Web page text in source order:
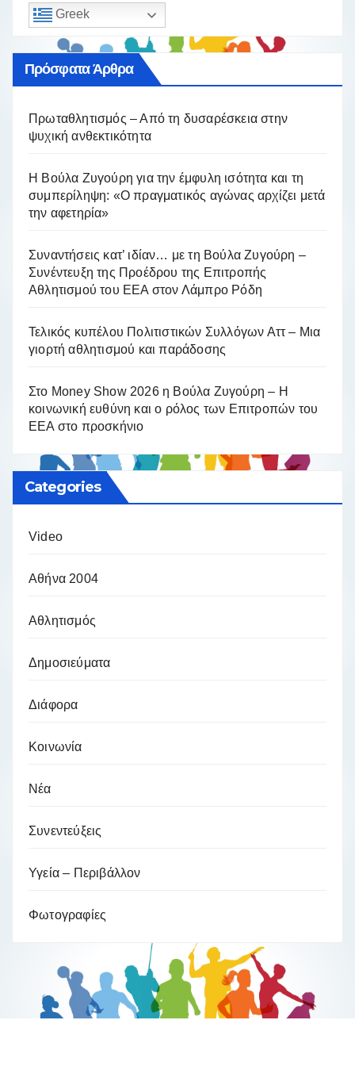
Greek
Πρόσφατα Άρθρα
Πρωταθλητισμός – Από τη δυσαρέσκεια στην
ψυχική ανθεκτικότητα
Η Βούλα Ζυγούρη για την έμφυλη ισότητα και τη
συμπερίληψη: «Ο πραγματικός αγώνας αρχίζει μετά
την αφετηρία»
Συναντήσεις κατ’ ιδίαν… με τη Βούλα Ζυγούρη –
Συνέντευξη της Προέδρου της Επιτροπής
Αθλητισμού του ΕΕΑ στον Λάμπρο Ρόδη
Τελικός κυπέλου Πολιτιστικών Συλλόγων Αττ – Μια
γιορτή αθλητισμού και παράδοσης
Στο Money Show 2026 η Βούλα Ζυγούρη – Η
κοινωνική ευθύνη και ο ρόλος των Επιτροπών του
ΕΕΑ στο προσκήνιο
Categories
Video
Αθήνα 2004
Αθλητισμός
Δημοσιεύματα
Διάφορα
Κοινωνία
Νέα
Συνεντεύξεις
Υγεία – Περιβάλλον
Φωτογραφίες